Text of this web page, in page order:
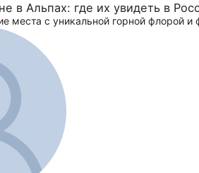
в Альпах: где их увидеть в
места с уникальной горной флорой и